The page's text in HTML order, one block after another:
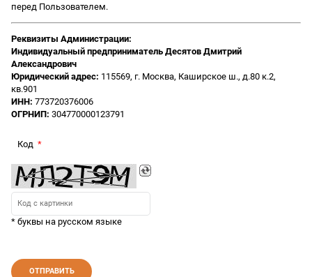
перед Пользователем.
Реквизиты Администрации:
Индивидуальный предприниматель Десятов Дмитрий
Александрович
Юридический адрес: 115569, г. Москва, Каширское ш., д.80 к.2,
кв.901
ИНН: 773720376006
ОГРНИП: 304770000123791
Код
* буквы на русском языке